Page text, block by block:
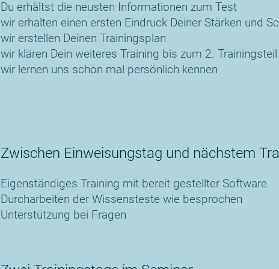
Du erhältst die neusten Informationen zum Test
wir erhalten einen ersten Eindruck Deiner Stärken und
wir erstellen Deinen Trainingsplan
wir klären Dein weiteres Training bis zum 2. Trainingsteil
wir lernen uns schon mal persönlich kennen
Zwischen Einweisungstag und nächstem
Eigenständiges Training mit bereit gestellter Software
Durcharbeiten der Wissensteste wie besprochen
Unterstützung bei Fragen